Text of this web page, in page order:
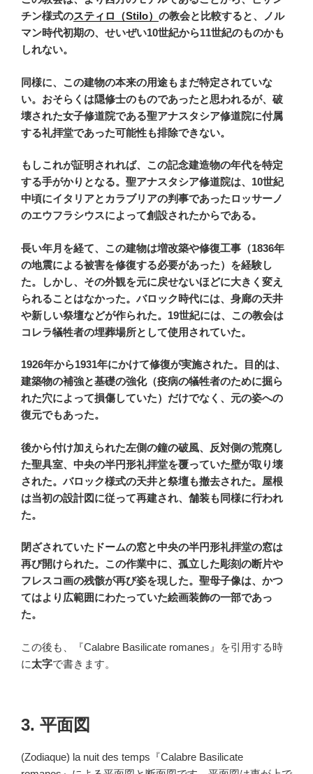
チン様式のスティロ （Stilo） の教会と比較すると、ノル
マン時代初期の、せいぜい10世紀から11世紀のものかも
しれない。
同様に、この建物の本来の用途もまだ特定されていな
い。おそらくは隠修士のものであったと思われるが、破
壊された女子修道院である聖アナスタシア修道院に付属
する礼拝堂であった可能性も排除できない。
もしこれが証明されれば、この記念建造物の年代を特定
する手がかりとなる。聖アナスタシア修道院は、10世紀
中頃にイタリアとカラブリアの判事であったロッサーノ
のエウフラシウスによって創設されたからである。
長い年月を経て、この建物は増改築や修復工事（1836年
の地震による被害を修復する必要があった）を経験し
た。しかし、その外観を元に戻せないほどに大きく変え
られることはなかった。バロック時代には、身廊の天井
や新しい祭壇などが作られた。19世紀には、この教会は
コレラ犠牲者の埋葬場所として使用されていた。
1926年から1931年にかけて修復が実施された。目的は、
建築物の補強と基礎の強化（疫病の犠牲者のために掘ら
れた穴によって損傷していた）だけでなく、元の姿への
復元でもあった。
後から付け加えられた左側の鐘の破風、反対側の荒廃し
た聖具室、中央の半円形礼拝堂を覆っていた壁が取り壊
された。バロック様式の天井と祭壇も撤去された。屋根
は当初の設計図に従って再建され、舗装も同様に行われ
た。
閉ざされていたドームの窓と中央の半円形礼拝堂の窓は
再び開けられた。この作業中に、孤立した彫刻の断片や
フレスコ画の残骸が再び姿を現した。聖母子像は、かつ
てはより広範囲にわたっていた絵画装飾の一部であっ
た。
この後も、『Calabre Basilicate romanes』を引用する時
に太字で書きます。
3. 平面図
(Zodiaque) la nuit des temps『Calabre Basilicate